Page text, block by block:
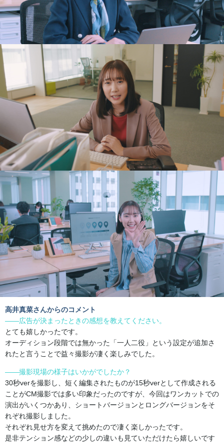
高井真菜さんからのコメント
――広告が決まったときの感想を教えてください。
とても嬉しかったです。
オーディション段階では無かった「一人二役」
という設定が追加さ
れたと言うことで益々撮影が凄く楽しみでした。
――撮影現場の様子はいかがでしたか？
30秒verを撮影し、 短く編集されたものが15秒verとして作成される
ことがCM撮影では多い印象だったのですが、 今回はワンカットでの
演出がいくつかあり、 ショートバージョンとロングバージョンをそ
れぞれ撮影しました。
それぞれ見せ方を変えて挑めたので凄く楽しかったです。
是非テンション感などの少しの違いも見ていただけたら嬉しいです